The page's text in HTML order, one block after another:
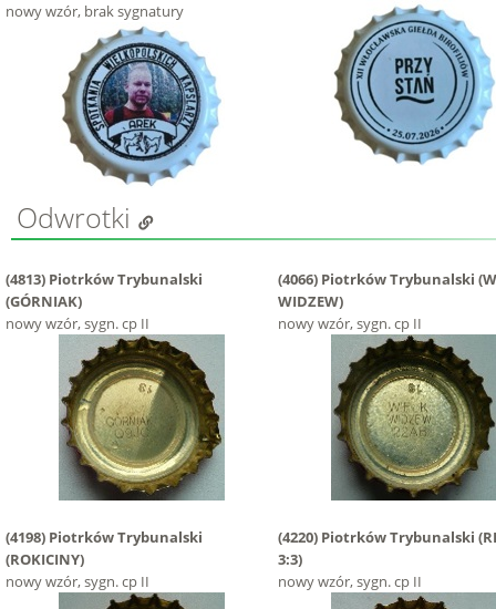
nowy wzór, brak sygnatury
Odwrotki
(4813) Piotrków Trybunalski
(GÓRNIAK)
nowy wzór, sygn. cp II
(4066) Piotrków Trybunalski
WIDZEW)
nowy wzór, sygn. cp II
(4198) Piotrków Trybunalski
(ROKICINY)
nowy wzór, sygn. cp II
(4220) Piotrków Trybunalski
3:3)
nowy wzór, sygn. cp II